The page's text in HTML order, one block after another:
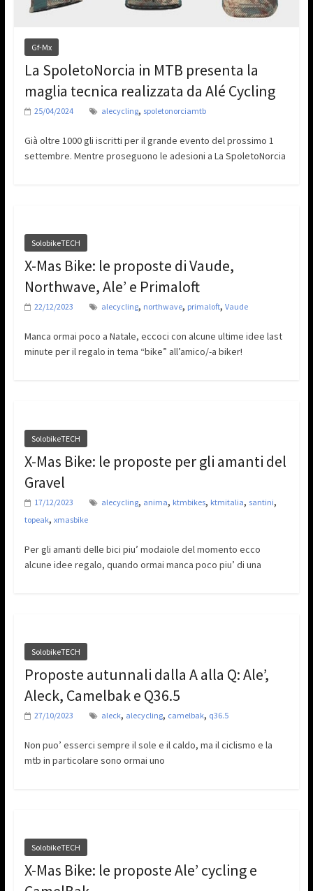
Gf-Mx
La SpoletoNorcia in MTB presenta la
maglia tecnica realizzata da Alé Cycling
25/04/2024 alecycling, spoletonorciamtb
Già oltre 1000 gli iscritti per il grande evento del prossimo 1
settembre. Mentre proseguono le adesioni a La SpoletoNorcia
SolobikeTECH
X-Mas Bike: le proposte di Vaude,
Northwave, Ale’ e Primaloft
22/12/2023 alecycling, northwave, primaloft, Vaude
Manca ormai poco a Natale, eccoci con alcune ultime idee last
minute per il regalo in tema “bike” all’amico/-a biker!
SolobikeTECH
X-Mas Bike: le proposte per gli amanti del
Gravel
17/12/2023 alecycling, anima, ktmbikes, ktmitalia, santini,
topeak, xmasbike
Per gli amanti delle bici piu’ modaiole del momento ecco
alcune idee regalo, quando ormai manca poco piu’ di una
SolobikeTECH
Proposte autunnali dalla A alla Q: Ale’,
Aleck, Camelbak e Q36.5
27/10/2023 aleck, alecycling, camelbak, q36.5
Non puo’ esserci sempre il sole e il caldo, ma il ciclismo e la
mtb in particolare sono ormai uno
SolobikeTECH
X-Mas Bike: le proposte Ale’ cycling e